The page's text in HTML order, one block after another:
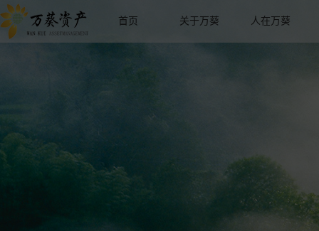
首页 关于万葵 人在万葵